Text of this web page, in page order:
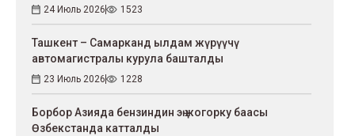
24 Июль 2026 1523
Ташкент – Самарканд ылдам жүрүүчү
автомагистралы курула башталды
23 Июль 2026 1228
Борбор Азияда бензиндин эң жогорку баасы
Өзбекстанда катталды